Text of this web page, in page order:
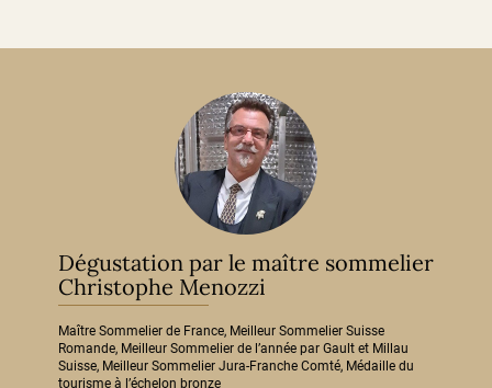
Dégustation par le maître sommelier
Christophe Menozzi
Maître Sommelier de France, Meilleur Sommelier Suisse
Romande, Meilleur Sommelier de l’année par Gault et Millau
Suisse, Meilleur Sommelier Jura-Franche Comté, Médaille du
tourisme à l’échelon bronze